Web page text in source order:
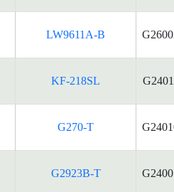
LW9611A-B
KF-218SL
G270-T
G2923B-T